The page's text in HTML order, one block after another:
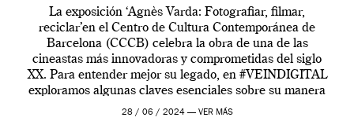
La exposición ‘Agnès Varda: Fotografiar, filmar,
reciclar’en el Centro de Cultura Contemporánea de
Barcelona (CCCB) celebra la obra de una de las
cineastas más innovadoras y comprometidas del siglo
XX. Para entender mejor su legado, en #VEINDIGITAL
exploramos algunas claves esenciales sobre su manera
de entender la vida, el cine y el arte contemporáneo.
28 / 06 / 2024 — VER MÁS